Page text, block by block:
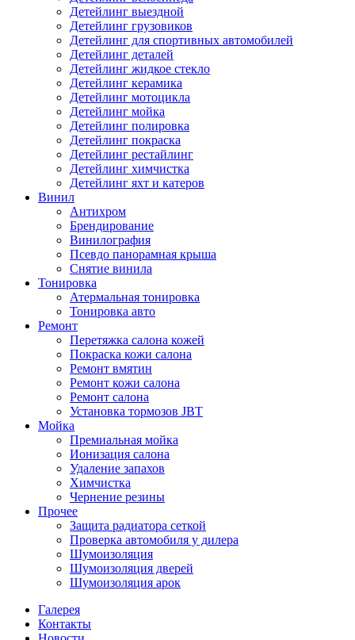
Детейлинг выездной
Детейлинг грузовиков
Детейлинг для спортивных автомобилей
Детейлинг деталей
Детейлинг жидкое стекло
Детейлинг керамика
Детейлинг мотоцикла
Детейлинг мойка
Детейлинг полировка
Детейлинг покраска
Детейлинг рестайлинг
Детейлинг химчистка
Детейлинг яхт и катеров
Винил
Антихром
Брендирование
Винилография
Псевдо панорамная крыша
Снятие винила
Тонировка
Атермальная тонировка
Тонировка авто
Ремонт
Перетяжка салона кожей
Покраска кожи салона
Ремонт вмятин
Ремонт кожи салона
Ремонт салона
Установка тормозов JBT
Мойка
Премиальная мойка
Ионизация салона
Удаление запахов
Химчистка
Чернение резины
Прочее
Защита радиатора сеткой
Проверка автомобиля у дилера
Шумоизоляция
Шумоизоляция дверей
Шумоизоляция арок
Галерея
Контакты